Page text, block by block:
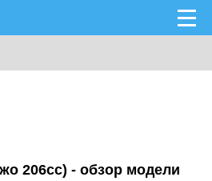
206сс) - обзор модели